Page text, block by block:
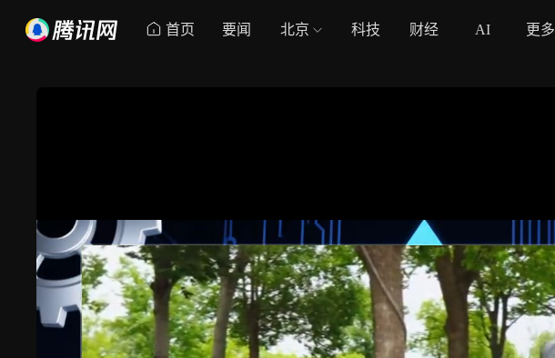
首页 要闻 北京 科技 财经 AI 更多